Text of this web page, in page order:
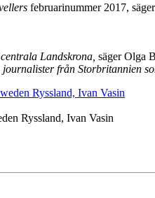
februarinummer 2017,
Landskrona, säger Olga
från Storbritannien
Ryssland, Ivan Vasin